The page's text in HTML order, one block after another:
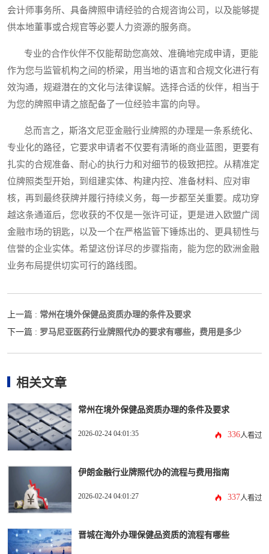
会计师事务所、具备牌照申请经验的合规咨询公司，以及能够提
供本地董事或合规官等必要人力资源的服务商。
专业的合作伙伴不仅能帮助您高效、准确地完成申请，更能
作为您与监管机构之间的桥梁，用当地的语言和合规文化进行有
效沟通，规避潜在的文化与法律误解。选择合适的伙伴，相当于
为您的牌照申请之旅配备了一位经验丰富的向导。
总而言之，斯洛文尼亚金融行业牌照的办理是一条系统化、
专业化的路径，它要求申请者不仅要有清晰的商业蓝图，更要有
扎实的合规准备、耐心的执行力和对细节的极致把控。从精准定
位牌照类型开始，到组建实体、构建内控、准备材料、应对审
核，再到最终获牌并履行持续义务，每一步都至关重要。成功穿
越这条通道后，您收获的不仅是一张许可证，更是进入欧盟广阔
金融市场的钥匙，以及一个在严格监管下锤炼出的、更具韧性与
信誉的企业实体。希望这份详尽的步骤指南，能为您的欧洲金融
业务布局提供切实可行的路线图。
上一篇 : 常州在境外保健品资质办理的条件及要求
下一篇 : 罗马尼亚医药行业牌照代办的要求有哪些，费用是多少
相关文章
常州在境外保健品资质办理的条件及要求
2026-02-24 04:01:35 336人看过
伊朗金融行业牌照代办的流程与费用指南
2026-02-24 04:01:27 337人看过
晋城在海外办理保健品资质的流程有哪些